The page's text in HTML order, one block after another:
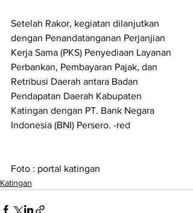
Setelah Rakor, kegiatan dilanjutkan
dengan Penandatanganan Perjanjian
Kerja Sama (PKS) Penyediaan Layanan
Perbankan, Pembayaran Pajak, dan
Retribusi Daerah antara Badan
Pendapatan Daerah Kabupaten
Katingan dengan PT. Bank Negara
Indonesia (BNI) Persero. -red
Foto : portal katingan
Katingan